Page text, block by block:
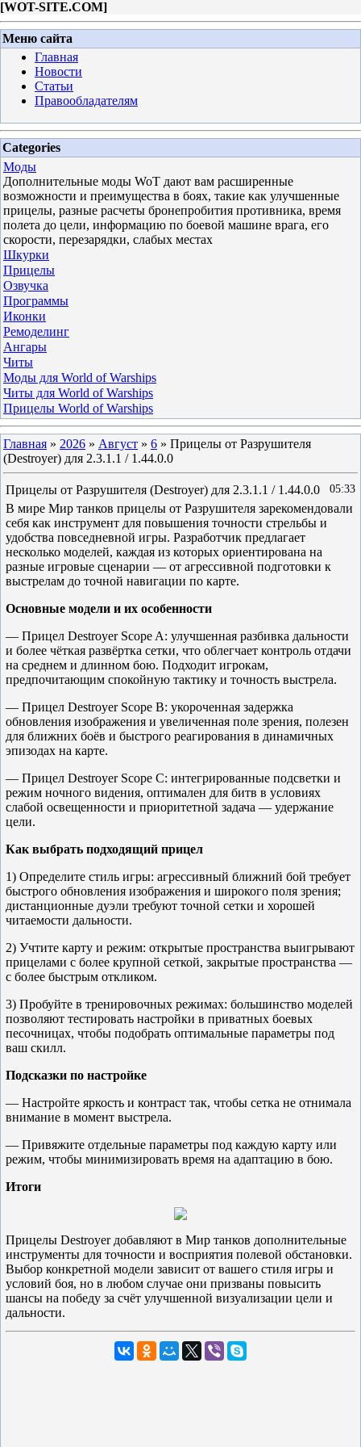
[WOT-SITE.COM]
Меню сайта
Главная
Новости
Статьи
Правообладателям
Categories
Моды
Дополнительные моды WoT дают вам расширенные
возможности и преимущества в боях, такие как улучшенные
прицелы, разные расчеты бронепробития противника, время
полета до цели, информацию по боевой машине врага, его
скорости, перезарядки, слабых местах
Шкурки
Прицелы
Озвучка
Программы
Иконки
Ремоделинг
Ангары
Читы
Моды для World of Warships
Читы для World of Warships
Прицелы World of Warships
Главная » 2026 » Август » 6 » Прицелы от Разрушителя
(Destroyer) для 2.3.1.1 / 1.44.0.0
05:33
Прицелы от Разрушителя (Destroyer) для 2.3.1.1 / 1.44.0.0
В мире Мир танков прицелы от Разрушителя зарекомендовали
себя как инструмент для повышения точности стрельбы и
удобства повседневной игры. Разработчик предлагает
несколько моделей, каждая из которых ориентирована на
разные игровые сценарии — от агрессивной подготовки к
выстрелам до точной навигации по карте.
Основные модели и их особенности
— Прицел Destroyer Scope A: улучшенная разбивка дальности
и более чёткая развёртка сетки, что облегчает контроль отдачи
на среднем и длинном бою. Подходит игрокам,
предпочитающим спокойную тактику и точность выстрела.
— Прицел Destroyer Scope B: укороченная задержка
обновления изображения и увеличенная поле зрения, полезен
для ближних боёв и быстрого реагирования в динамичных
эпизодах на карте.
— Прицел Destroyer Scope C: интегрированные подсветки и
режим ночного видения, оптимален для битв в условиях
слабой освещенности и приоритетной задача — удержание
цели.
Как выбрать подходящий прицел
1) Определите стиль игры: агрессивный ближний бой требует
быстрого обновления изображения и широкого поля зрения;
дистанционные дуэли требуют точной сетки и хорошей
читаемости дальности.
2) Учтите карту и режим: открытые пространства выигрывают
прицелами с более крупной сеткой, закрытые пространства —
с более быстрым откликом.
3) Пробуйте в тренировочных режимах: большинство моделей
позволяют тестировать настройки в приватных боевых
песочницах, чтобы подобрать оптимальные параметры под
ваш скилл.
Подсказки по настройке
— Настройте яркость и контраст так, чтобы сетка не отнимала
внимание в момент выстрела.
— Привяжите отдельные параметры под каждую карту или
режим, чтобы минимизировать время на адаптацию в бою.
Итоги
Прицелы Destroyer добавляют в Мир танков дополнительные
инструменты для точности и восприятия полевой обстановки.
Выбор конкретной модели зависит от вашего стиля игры и
условий боя, но в любом случае они призваны повысить
шансы на победу за счёт улучшенной визуализации цели и
дальности.